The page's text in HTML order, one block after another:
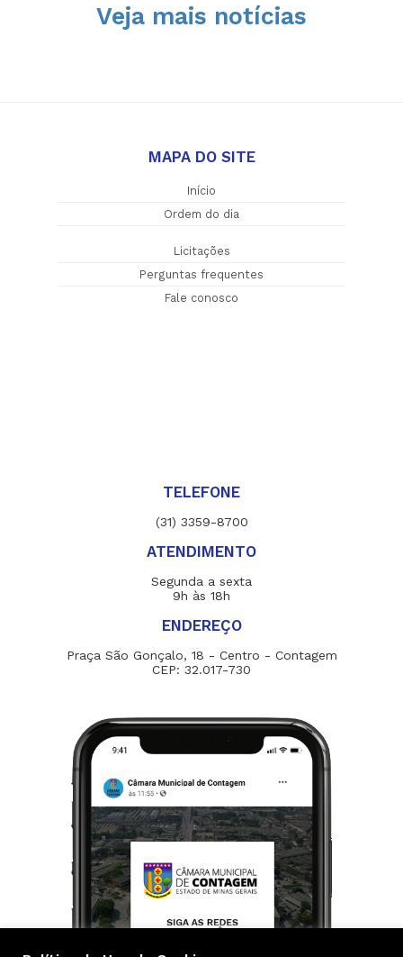
Veja mais notícias
MAPA DO SITE
Início
Ordem do dia
Licitações
Perguntas frequentes
Fale conosco
TELEFONE
(31) 3359-8700
ATENDIMENTO
Segunda a sexta
9h às 18h
ENDEREÇO
Praça São Gonçalo, 18 - Centro - Contagem
CEP: 32.017-730